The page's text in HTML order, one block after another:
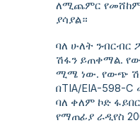
ለሚጨምር የመሸከም
ያሳያል።
ባለ ሁለት ንብርብር
ሽፋን ይጠቀማል.
ሚሜ ነው. የውጭ
በTIA/EIA-598-
ባለ ቀለም ኮድ
የማጠፊያ ራዲየስ